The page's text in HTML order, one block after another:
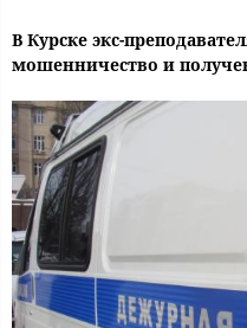
В Курске экс-
мошенничество и